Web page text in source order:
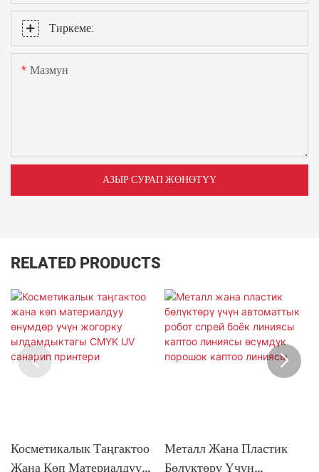
Тиркеме:
Мазмун
АЗЫР СУРАП ЖӨНӨТҮҮ
RELATED PRODUCTS
Косметикалык Таңгактоо
Металл Жана Пластик